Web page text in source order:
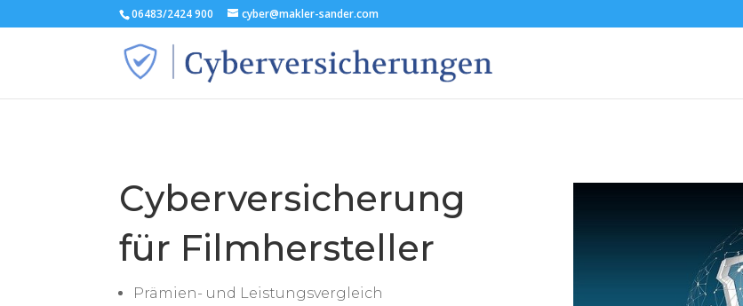
06483/2424 900 cyber@makler-sander.com
Cyberversicherung
für Filmhersteller
Prämien- und Leistungsvergleich